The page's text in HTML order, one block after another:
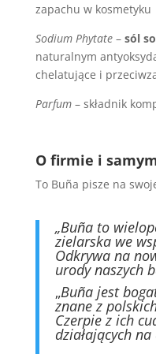
zapachu w kosmetyku
Sodium Phytate – sól
naturalnym
chelatujące i
Parfum– składnik
O firmie i
To Buña pisze na
„Buña to
zielarska we
Odkrywa na
urody naszych
„Buña jest
znane z
Czerpie z ich
działających na